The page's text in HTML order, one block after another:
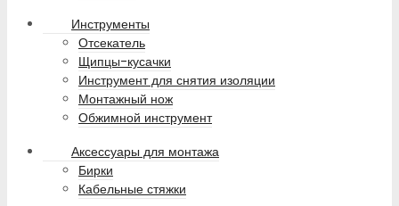
Инструменты
Отсекатель
Щипцы-кусачки
Инструмент для снятия изоляции
Монтажный нож
Обжимной инструмент
Аксессуары для монтажа
Бирки
Кабельные стяжки